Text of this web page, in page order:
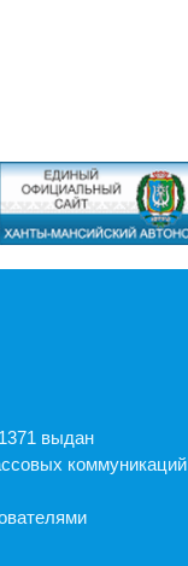
выдан
коммуникаций